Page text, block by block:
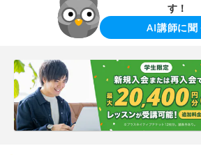
す！
AI講師に聞